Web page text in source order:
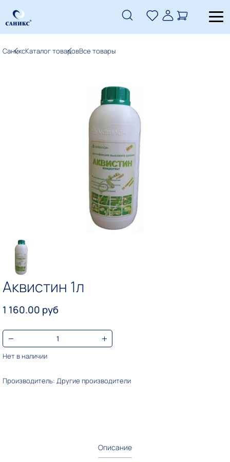
СаниксКаталог товаровВсе товары
Аквистин 1л
1 160.00 руб
Нет в наличии
Производитель: Другие производители
Описание